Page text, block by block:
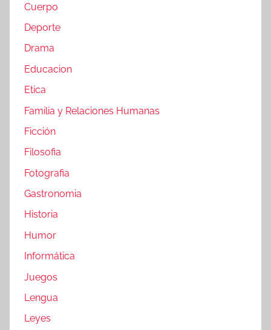
Cuerpo
Deporte
Drama
Educacion
Etica
Familia y Relaciones Humanas
Ficción
Filosofia
Fotografia
Gastronomia
Historia
Humor
Informática
Juegos
Lengua
Leyes